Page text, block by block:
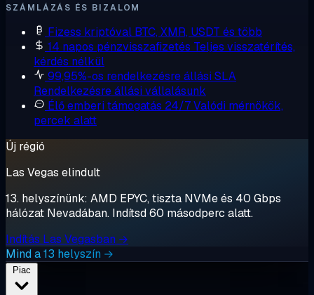
SZÁMLÁZÁS ÉS BIZALOM
Fizess kriptóval BTC, XMR, USDT és több
14 napos pénzvisszafizetés Teljes visszatérítés,
kérdés nélkül
99,95%-os rendelkezésre állási SLA
Rendelkezésre állási vállalásunk
Élő emberi támogatás 24/7Valódi mérnökök,
percek alatt
Új régió
Las Vegas elindult
13. helyszínünk: AMD EPYC, tiszta NVMe és 40 Gbps
hálózat Nevadában. Indítsd 60 másodperc alatt.
Indítás Las Vegasban →
Mind a 13 helyszín →